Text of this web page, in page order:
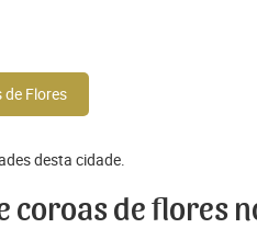
de Flores
desta cidade.
de flores